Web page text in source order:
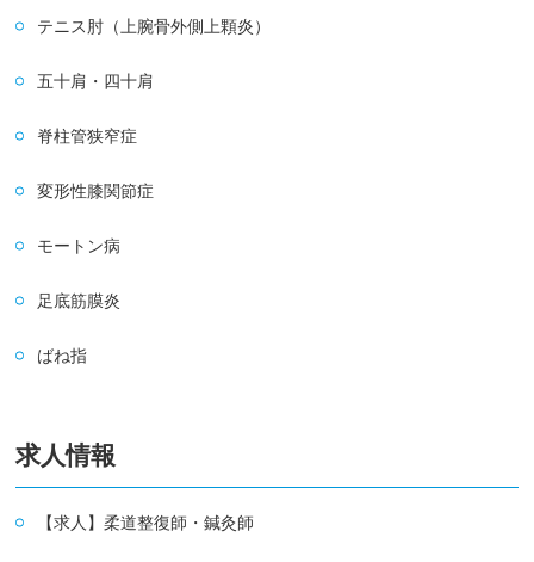
テニス肘（上腕骨外側上顆炎）
五十肩・四十肩
脊柱管狭窄症
変形性膝関節症
モートン病
足底筋膜炎
ばね指
求人情報
【求人】柔道整復師・鍼灸師